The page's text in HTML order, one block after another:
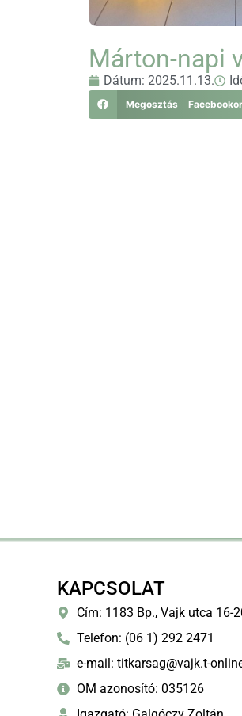
Márton-napi
Dátum: 2025.11.13.
Megosztás
KAPCSOLAT
Cím: 1183 Bp., Vajk utca 16-
Telefon: (06 1) 292 2471
e-mail: titkarsag@vajk.t-
OM azonosító: 035126